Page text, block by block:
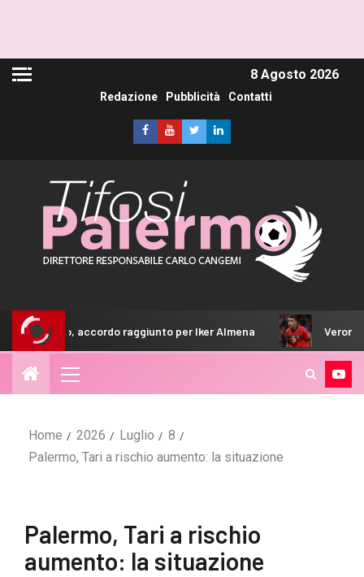
8 Agosto 2026
Redazione Pubblicità Contatti
raggiunto per Iker Almena Verona, si insiste per
Home 2026 Luglio
8
Palermo, Tari a rischio aumento: la situazione
Palermo, Tari a rischio
aumento: la situazione